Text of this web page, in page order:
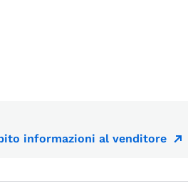
informazioni al venditore